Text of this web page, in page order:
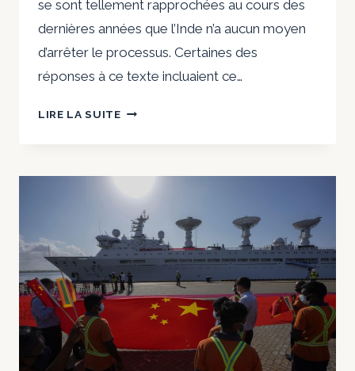
se sont tellement rapprochées au cours des
dernières années que l’Inde n’a aucun moyen
d’arrêter le processus. Certaines des
réponses à ce texte incluaient ce…
LIRE LA SUITELA
AUX
INTÉRÊTS
NATIONAUX
DE
L’INDE